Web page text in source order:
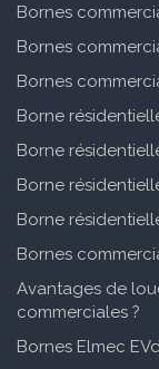
Bornes
Bornes
Bornes
Borne
Borne
Borne
Borne
Bornes
Avantages de
commerciales ?
Bornes Elmec